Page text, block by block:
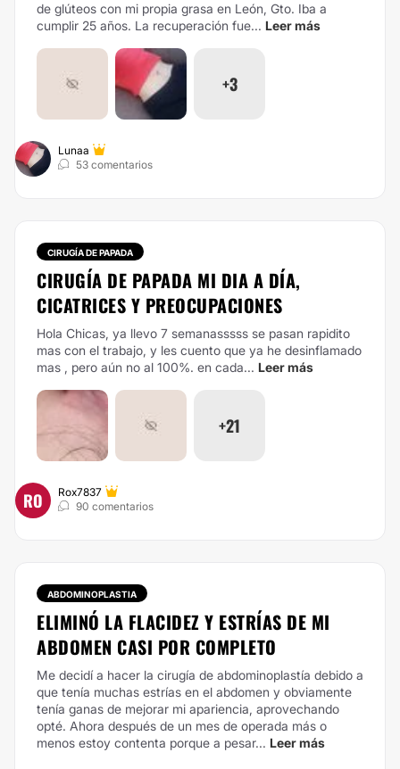
de glúteos con mi propia grasa en León, Gto. Iba a
cumplir 25 años. La recuperación fue... Leer más
+3
Lunaa
53 comentarios
CIRUGÍA DE PAPADA
CIRUGÍA DE PAPADA MI DIA A DÍA,
CICATRICES Y PREOCUPACIONES
Hola Chicas, ya llevo 7 semanasssss se pasan rapidito
mas con el trabajo, y les cuento que ya he desinflamado
mas , pero aún no al 100%. en cada... Leer más
+21
RO
Rox7837
90 comentarios
ABDOMINOPLASTIA
ELIMINÓ LA FLACIDEZ Y ESTRÍAS DE MI
ABDOMEN CASI POR COMPLETO
Me decidí a hacer la cirugía de abdominoplastía debido a
que tenía muchas estrías en el abdomen y obviamente
tenía ganas de mejorar mi apariencia, aprovechando
opté. Ahora después de un mes de operada más o
menos estoy contenta porque a pesar... Leer más